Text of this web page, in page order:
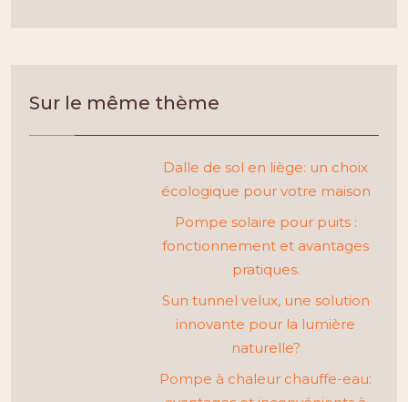
Sur le même thème
Dalle de sol en liège: un choix
écologique pour votre maison
Pompe solaire pour puits :
fonctionnement et avantages
pratiques.
Sun tunnel velux, une solution
innovante pour la lumière
naturelle?
Pompe à chaleur chauffe-eau: